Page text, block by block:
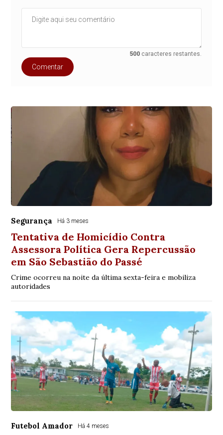
500 caracteres restantes.
Comentar
Segurança Há 3 meses
Tentativa de Homicídio Contra
Assessora Política Gera Repercussão
em São Sebastião do Passé
Crime ocorreu na noite da última sexta-feira e mobiliza
autoridades
Futebol Amador Há 4 meses